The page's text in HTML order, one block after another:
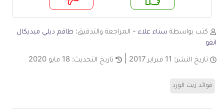
لا
كتب بواسطة سناء علاء - المراجعة والتدقيق: طاقم ديلي ميديكال
انفو
تاريخ النشر: 11 فبراير 2017 تاريخ التحديث: 18 مايو 2020
فوائد زيت الورد